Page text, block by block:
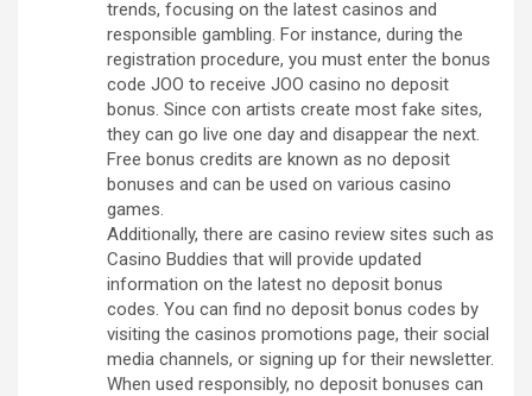
trends, focusing on the latest casinos and
responsible gambling. For instance, during the
registration procedure, you must enter the bonus
code JOO to receive JOO casino no deposit
bonus. Since con artists create most fake sites,
they can go live one day and disappear the next.
Free bonus credits are known as no deposit
bonuses and can be used on various casino
games.
Additionally, there are casino review sites such as
Casino Buddies that will provide updated
information on the latest no deposit bonus
codes. You can find no deposit bonus codes by
visiting the casinos promotions page, their social
media channels, or signing up for their newsletter.
When used responsibly, no deposit bonuses can